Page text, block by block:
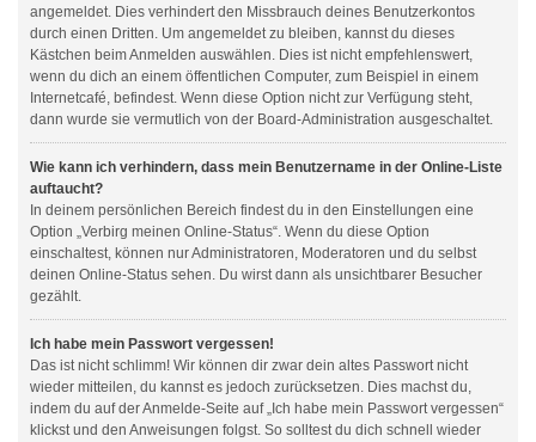
angemeldet. Dies verhindert den Missbrauch deines Benutzerkontos
durch einen Dritten. Um angemeldet zu bleiben, kannst du dieses
Kästchen beim Anmelden auswählen. Dies ist nicht empfehlenswert,
wenn du dich an einem öffentlichen Computer, zum Beispiel in einem
Internetcafé, befindest. Wenn diese Option nicht zur Verfügung steht,
dann wurde sie vermutlich von der Board-Administration ausgeschaltet.
Wie kann ich verhindern, dass mein Benutzername in der Online-Liste
auftaucht?
In deinem persönlichen Bereich findest du in den Einstellungen eine
Option „Verbirg meinen Online-Status“. Wenn du diese Option
einschaltest, können nur Administratoren, Moderatoren und du selbst
deinen Online-Status sehen. Du wirst dann als unsichtbarer Besucher
gezählt.
Ich habe mein Passwort vergessen!
Das ist nicht schlimm! Wir können dir zwar dein altes Passwort nicht
wieder mitteilen, du kannst es jedoch zurücksetzen. Dies machst du,
indem du auf der Anmelde-Seite auf „Ich habe mein Passwort vergessen“
klickst und den Anweisungen folgst. So solltest du dich schnell wieder